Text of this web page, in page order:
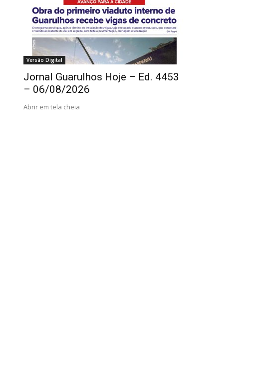
Versão Digital
Jornal Guarulhos Hoje – Ed. 4453
– 06/08/2026
Abrir em tela cheia